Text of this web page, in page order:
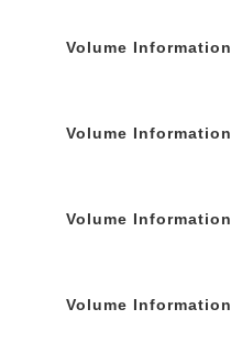
Volume Information
Volume Information
Volume Information
Volume Information